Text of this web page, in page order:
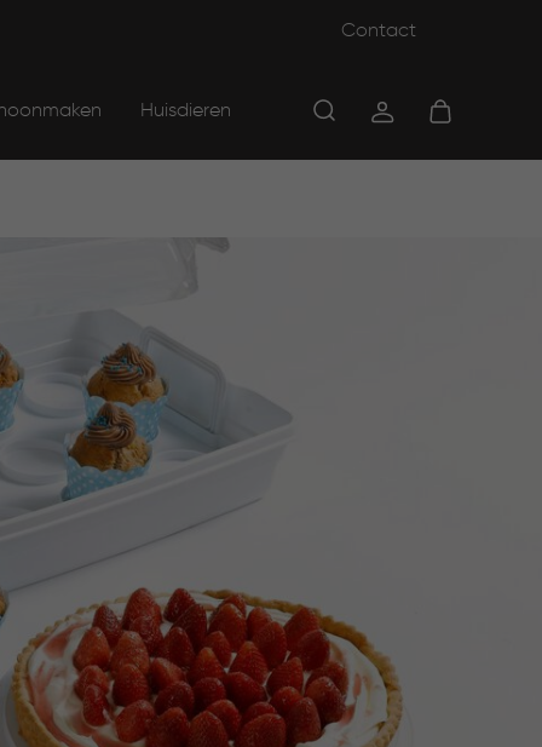
Contact
Huisdieren